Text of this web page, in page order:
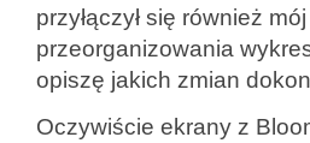
przyłączył się również
przeorganizowania
opiszę jakich zmian
Oczywiście ekrany z